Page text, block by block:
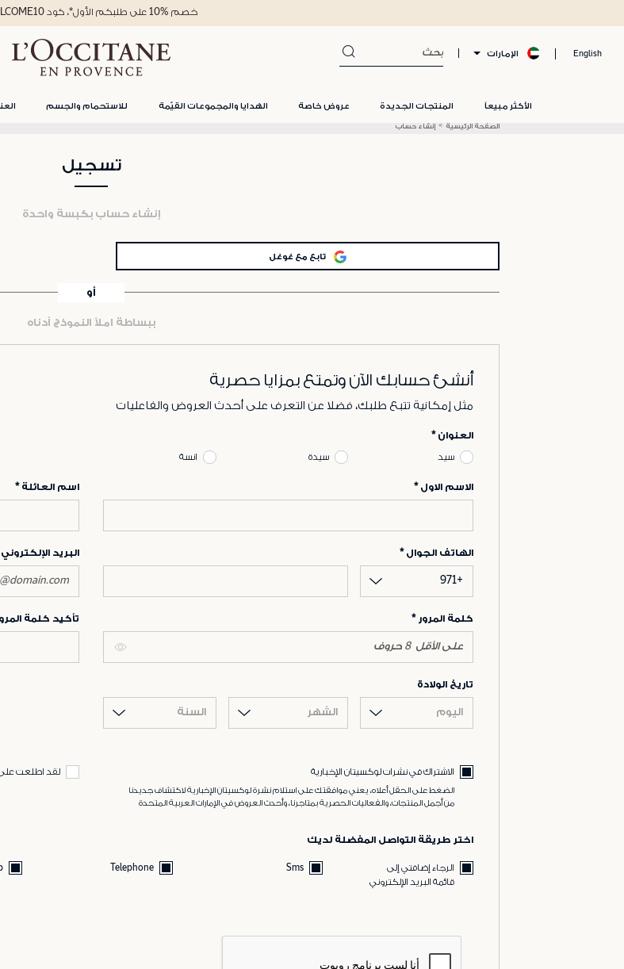
English الإمارات
الأكثر مبيعاً المنتجات الجديدة عروض خاصة الهدايا والمجموعات القيّمة للاستحمام والجسم
خصم %10 على طلبكم الأول*، كود WELCOME10
الصفحة الرئيسية إنشاء حساب
تسجيل
إنشاء حساب بكبسة واحدة
تابع مع غوغل
أو
ببساطة املأ النموذج أدناه
أنشئ حسابك الآن وتمتع بمزايا حصرية
مثل إمكانية تتبع طلبك، فضلا عن التعرف على أحدث العروض والفاعليات
العنوان
سيد سيدة انسة
الاسم الاول اسم العائلة
الهاتف الجوال
+971
البريد
كلمة المرور تأكيد كلمة
تاريخ الولادة
اليوم الشهر السنة
الاشتراك في نشرات لوكسيتان الإخبارية
الضغط على الحقل أعلاه، يعني موافقتك على استلام نشرة لوكسيتان الإخبارية لاكتشاف جديدنا
من أجمل المنتجات، والفعاليات الحصرية بمتاجرنا، وأحدث العروض في الإمارات العربية المتحدة
لقد اطلعت
اختر طريقة التواصل المفضلة لديك
الرجاء إضافتي إلى
قائمة البريد الإلكتروني
Sms
Telephone